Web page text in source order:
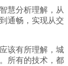
慧分析理解，从
通畅，实现从交
该有所理解，城
所有的技术，都